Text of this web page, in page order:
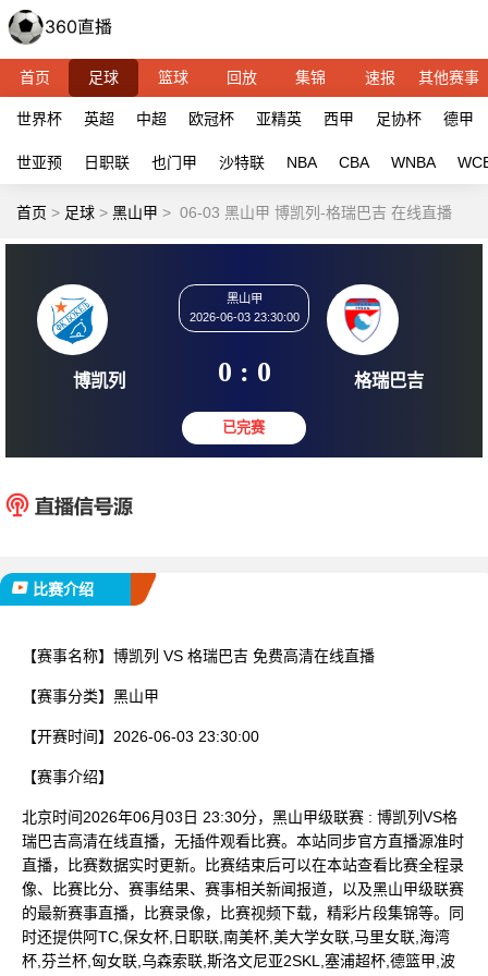
首页 足球 篮球 回放 集锦 速报 其他赛事
世界杯 英超 中超 欧冠杯 亚精英 西甲 足协杯 德甲
世亚预 日职联 也门甲 沙特联 NBA CBA WNBA
首页 > 足球 > 黑山甲 > 06-03 黑山甲 博凯列-格瑞巴吉 在线直播
博凯列
2026-06-03 23:30:00
0 : 0 格瑞
比赛介绍
【赛事名称】 博凯列 VS 格瑞巴吉 免费高清在线直播
【赛事分类】 黑山甲
【开赛时间】 2026-06-03 23:30:00
【赛事介绍】
北京时间2026年06月03日 23:30分，黑山甲级联赛 : 博凯列VS格
瑞巴吉高清在线直播，无插件观看比赛。本站同步官方直播源准时
直播，比赛数据实时更新。比赛结束后可以在本站查看比赛全程录
像、比赛比分、赛事结果、赛事相关新闻报道，以及黑山甲级联赛
的最新赛事直播，比赛录像，比赛视频下载，精彩片段集锦等。同
时还提供阿TC,保女杯,日职联,南美杯,美大学女联,马里女联,海湾
杯,芬兰杯,匈女联,乌森索联,斯洛文尼亚2SKL,塞浦超杯,德篮甲,波